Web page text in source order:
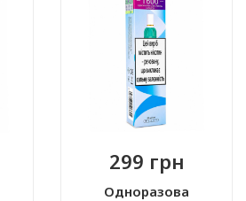
299 грн
Одноразова